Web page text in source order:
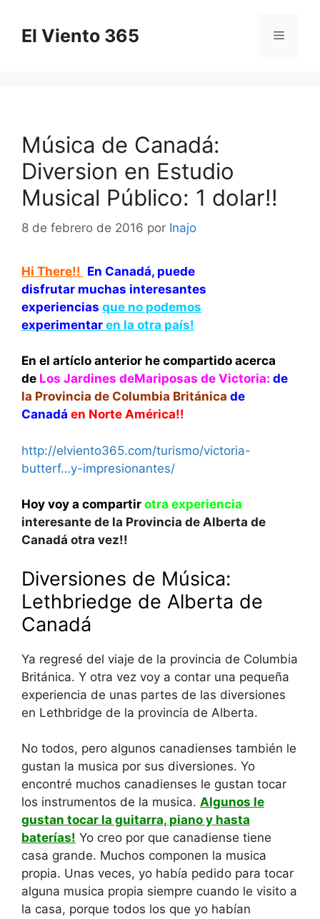
contenido
El Viento 365 Menú
Música de Canadá:
Diversion en Estudio
Musical Público: 1 dolar!!
8 de febrero de 2016 por Inajo
Hi There!! En Canadá, puede
disfrutar muchas interesantes
experiencias que no podemos
experimentar en la otra país!
En el artíclo anterior he compartido acerca
de Los Jardines deMariposas de Victoria: de
la Provincia de Columbia Británica de
Canadá en Norte América!!
http://elviento365.com/turismo/victoria-
butterf…y-impresionantes/
Hoy voy a compartir otra experiencia
interesante de la Provincia de Alberta de
Canadá otra vez!!
Diversiones de Música:
Lethbriedge de Alberta de
Canadá
Ya regresé del viaje de la provincia de Columbia
Británica. Y otra vez voy a contar una pequeña
experiencia de unas partes de las diversiones
en Lethbridge de la provincia de Alberta.
No todos, pero algunos canadienses también le
gustan la musica por sus diversiones. Yo
encontré muchos canadienses le gustan tocar
los instrumentos de la musica. Algunos le
gustan tocar la guitarra, piano y hasta
baterías! Yo creo por que canadiense tiene
casa grande. Muchos componen la musica
propia. Unas veces, yo había pedido para tocar
alguna musica propia siempre cuando le visito a
la casa, porque todos los que yo habían